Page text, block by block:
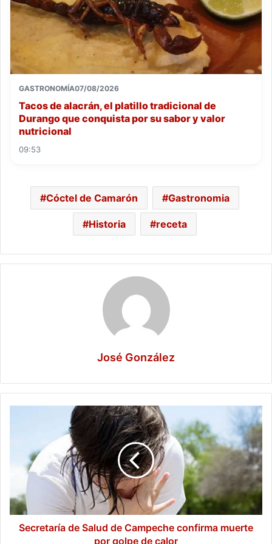
GASTRONOMÍA07/08/2026
Tacos de alacrán, el platillo tradicional de
Durango que conquista por su sabor y valor
nutricional
09:53
Cóctel de Camarón Gastronomia
Historia receta
José González
Campeche
confirma
por
golpe
Secretaría de Salud de Campeche confirma muerte
por golpe de calor